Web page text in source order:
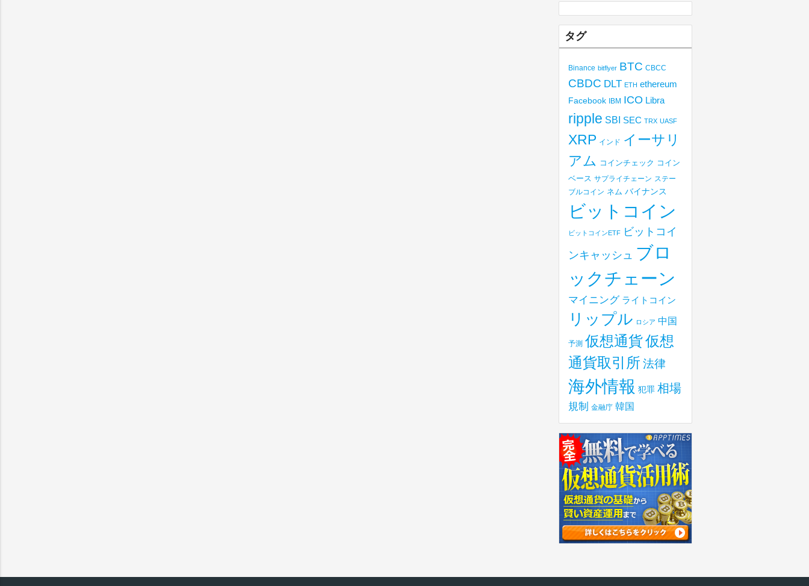
タグ
Binance bitflyer BTC CBCC
CBDC DLT ETH ethereum
Facebook IBM ICO Libra
ripple SBI SEC TRX UASF
XRP インド イーサリ
アム コインチェック コイン
ベース サプライチェーン ステー
ブルコイン ネム バイナンス
ビットコイン
ビットコインETF
ビットコイ
ンキャッシュ ブロ
ックチェーン
マイニング ライトコイン
リップル ロシア 中国
予測 仮想通貨仮想
通貨取引所 法律
海外情報 犯罪 相場
規制 金融庁 韓国